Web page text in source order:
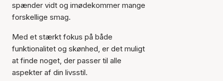
spænder vidt og imødekommer mange
forskellige smag.
Med et stærkt fokus på både
funktionalitet og skønhed, er det muligt
at finde noget, der passer til alle
aspekter af din livsstil.